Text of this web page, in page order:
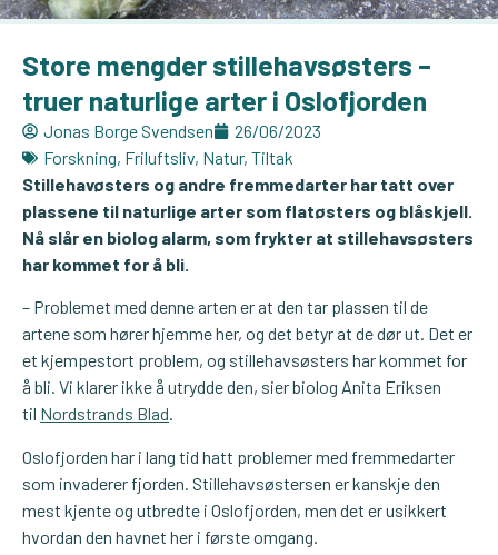
Store mengder stillehavsøsters –
truer naturlige arter i Oslofjorden
Jonas Borge Svendsen
26/06/2023
Forskning, Friluftsliv, Natur, Tiltak
Stillehavøsters og andre fremmedarter har tatt over
plassene til naturlige arter som flatøsters og blåskjell.
Nå slår en biolog alarm, som frykter at stillehavsøsters
har kommet for å bli.
– Problemet med denne arten er at den tar plassen til de
artene som hører hjemme her, og det betyr at de dør ut. Det er
et kjempestort problem, og stillehavsøsters har kommet for
å bli. Vi klarer ikke å utrydde den, sier biolog Anita Eriksen
til Nordstrands Blad.
Oslofjorden har i lang tid hatt problemer med fremmedarter
som invaderer fjorden. Stillehavsøstersen er kanskje den
mest kjente og utbredte i Oslofjorden, men det er usikkert
hvordan den havnet her i første omgang.